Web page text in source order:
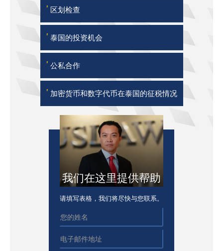
' 区划检查
' 泰国的投资机会
' 公私合作
' 加密货币和数字代币在泰国的征税情况
我们在这里提供帮助
请填写表格，我们将尽快与您联系。